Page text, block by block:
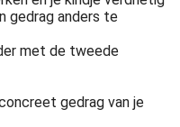
gedrag anders te
met de tweede
gedrag van je